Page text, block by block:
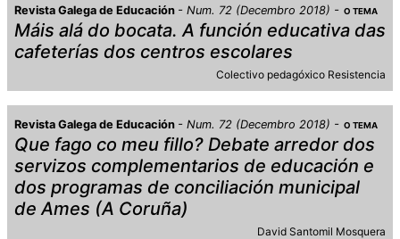
Revista Galega de Educación Num. 72 (Decembro 2018) O TEMA
Máis alá do bocata. A función educativa das
cafeterías dos centros escolares
Colectivo pedagóxico Resistencia
Revista Galega de Educación Num. 72 (Decembro 2018) O TEMA
Que fago co meu fillo? Debate arredor dos
servizos complementarios de educación e
dos programas de conciliación municipal
de Ames (A Coruña)
David Santomil Mosquera